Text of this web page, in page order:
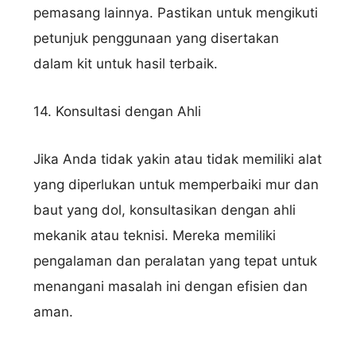
pemasang lainnya. Pastikan untuk mengikuti
petunjuk penggunaan yang disertakan
dalam kit untuk hasil terbaik.
14. Konsultasi dengan Ahli
Jika Anda tidak yakin atau tidak memiliki alat
yang diperlukan untuk memperbaiki mur dan
baut yang dol, konsultasikan dengan ahli
mekanik atau teknisi. Mereka memiliki
pengalaman dan peralatan yang tepat untuk
menangani masalah ini dengan efisien dan
aman.